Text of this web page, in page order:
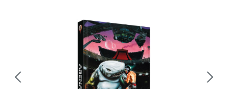
Bildergalerie überspringen